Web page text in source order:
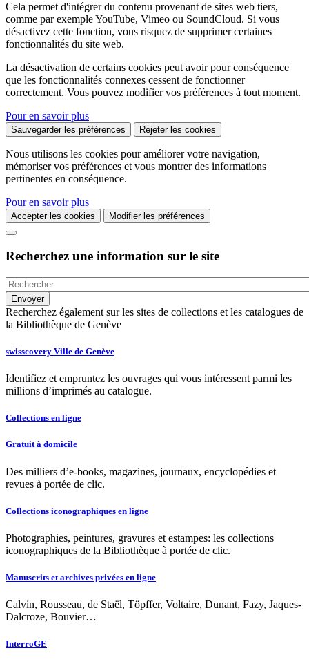
Cela permet d'intégrer du contenu provenant de sites web tiers,
comme par exemple YouTube, Vimeo ou SoundCloud. Si vous
désactivez cette fonction, vous risquez de supprimer certaines
fonctionnalités du site web.
La désactivation de certains cookies peut avoir pour conséquence
que les fonctionnalités connexes cessent de fonctionner
correctement. Vous pouvez modifier vos préférences à tout moment.
Pour en savoir plus
Sauvegarder les préférences Rejeter les cookies
Nous utilisons les cookies pour améliorer votre navigation,
mémoriser vos préférences et vous montrer des informations
pertinentes en conséquence.
Pour en savoir plus
Accepter les cookies Modifier les préférences
Recherchez une information sur le site
Recherchez également sur les sites de collections et les catalogues de
la Bibliothèque de Genève
swisscovery Ville de Genève
Identifiez et empruntez les ouvrages qui vous intéressent parmi les
millions d’imprimés au catalogue.
Collections en ligne
Gratuit à domicile
Des milliers d’e-books, magazines, journaux, encyclopédies et
revues à portée de clic.
Collections iconographiques en ligne
Photographies, peintures, gravures et estampes: les collections
iconographiques de la Bibliothèque à portée de clic.
Manuscrits et archives privées en ligne
Calvin, Rousseau, de Staël, Töpffer, Voltaire, Dunant, Fazy, Jaques-
Dalcroze, Bouvier…
InterroGE